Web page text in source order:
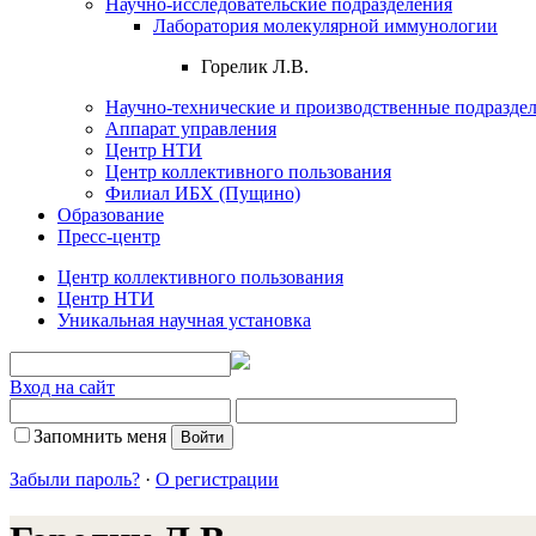
Лаборатория молекулярной иммунологии
Горелик Л.В.
Научно-технические и производственные
Аппарат управления
Центр НТИ
Центр коллективного пользования
Филиал ИБХ (Пущино)
Образование
Пресс-центр
Центр коллективного пользования
Центр НТИ
Уникальная научная установка
Вход на сайт
Запомнить меня
Забыли пароль? · О регистрации